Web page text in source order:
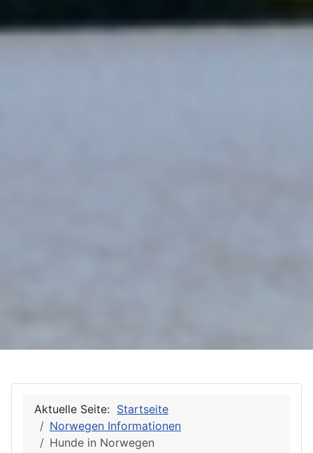
Aktuelle Seite: Startseite
Norwegen Informationen
Hunde in Norwegen